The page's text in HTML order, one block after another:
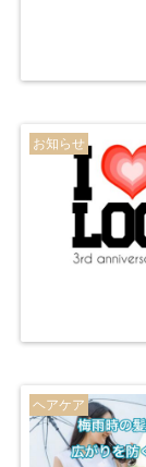
お知らせ
ヘアケア